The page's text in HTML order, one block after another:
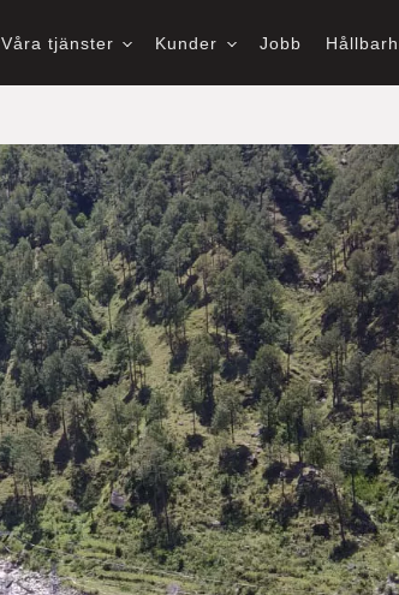
Våra tjänster Kunder Jobb